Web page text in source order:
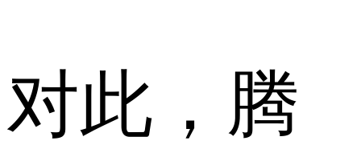
对此，腾